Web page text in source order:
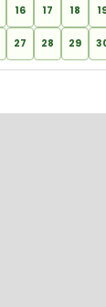
16 17 18
27 28 29